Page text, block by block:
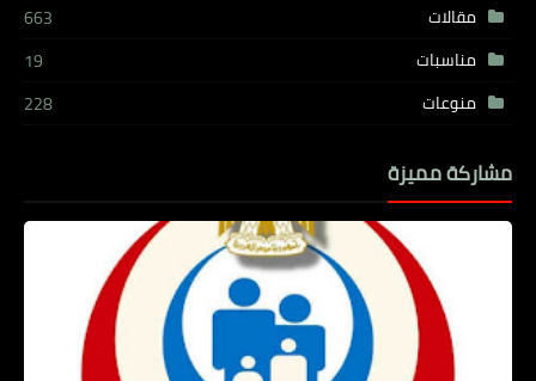
مقالات
663
مناسبات
19
منوعات
228
مشاركة مميزة